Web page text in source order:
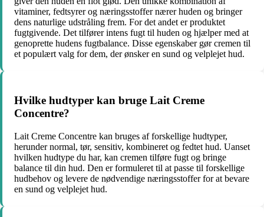
vitaminer, fedtsyrer og næringsstoffer nærer huden og bringer
dens naturlige udstråling frem. For det andet er produktet
fugtgivende. Det tilfører intens fugt til huden og hjælper med at
genoprette hudens fugtbalance. Disse egenskaber gør cremen til
et populært valg for dem, der ønsker en sund og velplejet hud.
Hvilke hudtyper kan bruge Lait Creme
Concentre?
Lait Creme Concentre kan bruges af forskellige hudtyper,
herunder normal, tør, sensitiv, kombineret og fedtet hud. Uanset
hvilken hudtype du har, kan cremen tilføre fugt og bringe
balance til din hud. Den er formuleret til at passe til forskellige
hudbehov og levere de nødvendige næringsstoffer for at bevare
en sund og velplejet hud.